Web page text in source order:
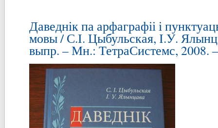
Даведнік па арфаграфіі і
мовы / С.І. Цыбульская, І.У.
выпр. – Мн.: ТетраСистемс, 2008.